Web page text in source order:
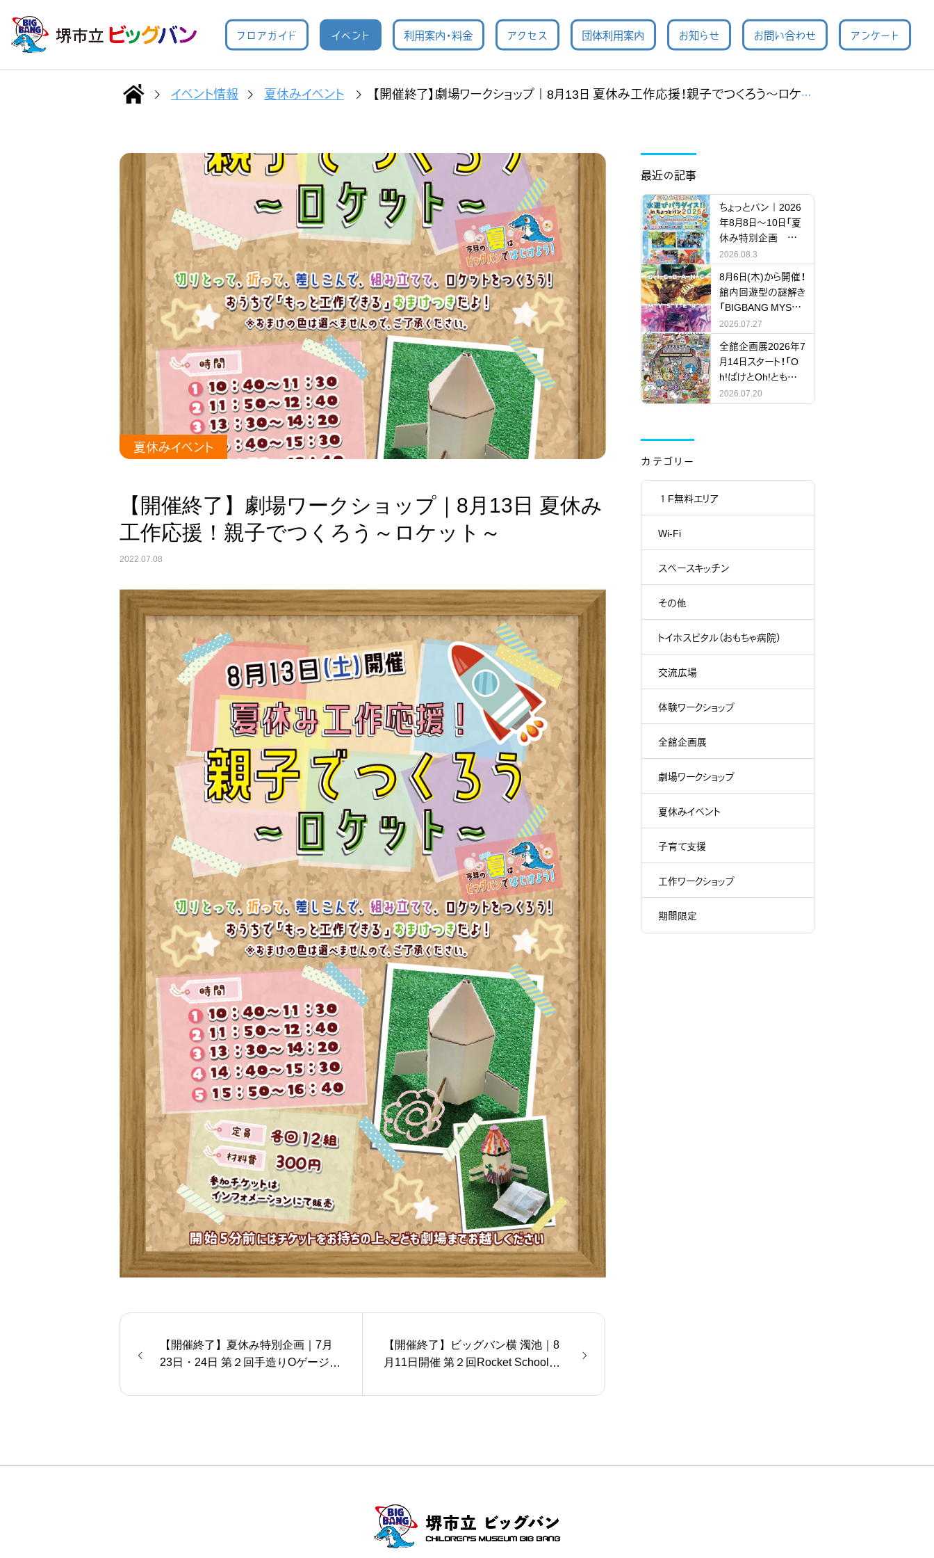
フロアガイド イベント 利用案内・料金 アクセス 団体利用案内 お知らせ お問い合わせ アンケート
イベント情報 夏休みイベント 【開催終了】劇場ワークショップ｜8月13日 夏休み工作応援！親子でつくろう～ロケット～
夏休みイベント
【開催終了】劇場ワークショップ｜8月13日 夏休み
工作応援！親子でつくろう～ロケット～
2022.07.08
【開催終了】夏休み特別企画｜7月
23日・24日 第２回手造りOゲージ鉄
【開催終了】ビッグバン横 濁池｜8
月11日開催 第２回Rocket School～
最近の記事
ちょっとバン｜2026
年8月8日～10日「夏
休み特別企画 水
遊びパラダイス!!」
2026.08.3
8月6日(木)から開催！
館内回遊型の謎解き
「BIGBANG MYSTE
RY」
2026.07.27
全館企画展2026年7
月14日スタート！「O
h!ばけとOh!ともだち
にならない怪？」
2026.07.20
カテゴリー
１F無料エリア
Wi-Fi
スペースキッチン
その他
トイホスピタル（おもちゃ病院）
交流広場
体験ワークショップ
全館企画展
劇場ワークショップ
夏休みイベント
子育て支援
工作ワークショップ
期間限定